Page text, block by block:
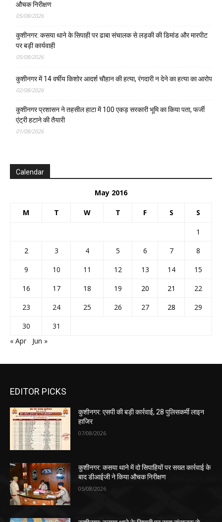
औचक निरीक्षण
05/08/2026
कुशीनगर: कसया थाने के सिपाही पर ढाबा संचालक से लड़की की डिमांड और मारपीट
पर बड़ी कार्यवाही
05/08/2026
कुशीनगर में 14 वर्षीय किशोर आदर्श चौहान की हत्या, रंगदारी न देने का हत्या का आरोप
02/08/2026
कुशीनगर प्रशासन ने तहसील हाटा में 100 एकड़ सरकारी भूमि का किया पता, फर्जी
एंट्री हटाने की तैयारी
01/08/2026
Calendar
May 2016
M T W T F S S
1
2
3 4 5 6 7
8
9
10 11 12 13 14
15
16
17 18 19 20 21
22
23
24 25 26 27 28
29
30
31
« Apr
Jun »
EDITOR PICKS
कुशीनगर: एसपी की बड़ी कार्रवाई, 28 पुलिसकर्मी लाइन
हाजिर
07/08/2026
कुशीनगर: कसया थाने में दो सिपाहियों पर सख्त कार्रवाई के
बाद डीआईजी ने किया औचक निरीक्षण
05/08/2026